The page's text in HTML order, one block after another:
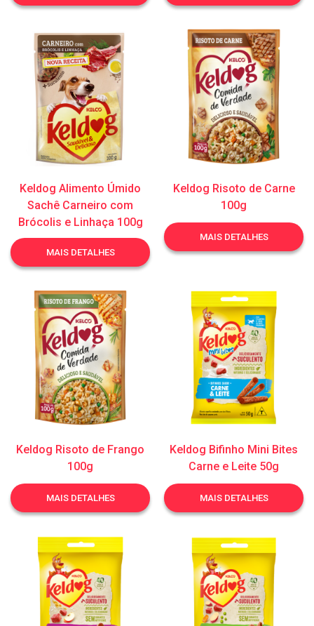
Keldog Alimento Úmido
Sachê Carneiro com
Brócolis e Linhaça 100g
MAIS DETALHES
Keldog Risoto de Carne
100g
MAIS DETALHES
Keldog Risoto de Frango
100g
MAIS DETALHES
Keldog Bifinho Mini Bites
Carne e Leite 50g
MAIS DETALHES